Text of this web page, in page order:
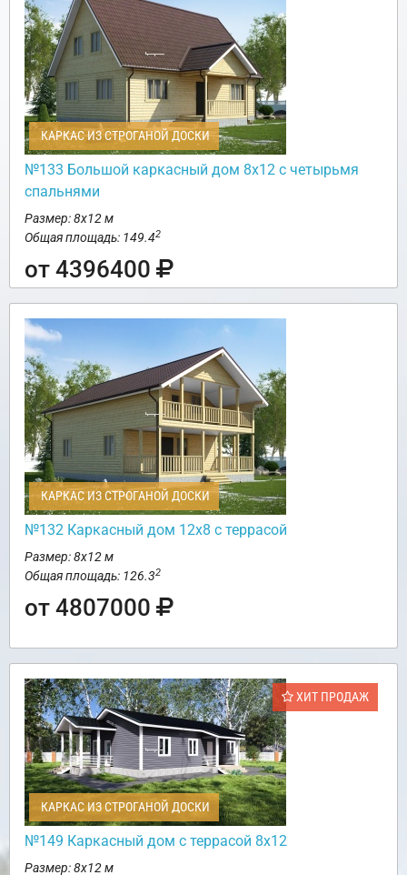
КАРКАС ИЗ СТРОГАНОЙ ДОСКИ
№133 Большой каркасный дом 8х12 с четырьмя
спальнями
Размер: 8х12 м
Общая площадь: 149.42
от 4396400
КАРКАС ИЗ СТРОГАНОЙ ДОСКИ
№132 Каркасный дом 12х8 с террасой
Размер: 8х12 м
Общая площадь: 126.32
от 4807000
ХИТ ПРОДАЖ
КАРКАС ИЗ СТРОГАНОЙ ДОСКИ
№149 Каркасный дом с террасой 8х12
Размер: 8х12 м